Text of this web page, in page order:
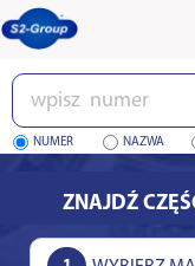
Wpisz
numer
NUMER NAZWA
ZNAJDŹ